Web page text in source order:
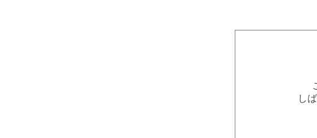
し